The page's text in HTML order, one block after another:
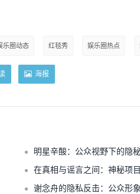
乐圈动态 红毯秀 娱乐圈热点
海报
明星辛酸：公众视野下的隐
在真相与谣言之间：神秘项
谢念舟的隐私反击：公众形